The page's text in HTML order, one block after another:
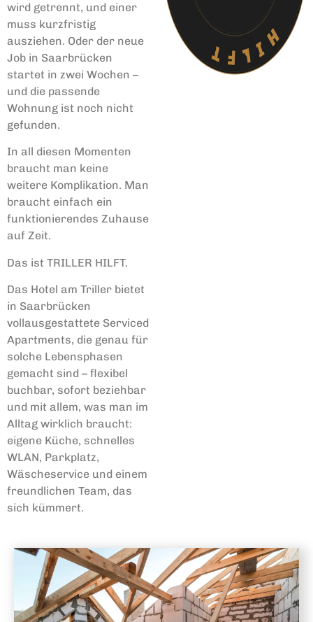
wird getrennt, und einer
muss kurzfristig
ausziehen. Oder der neue
Job in Saarbrücken
startet in zwei Wochen –
und die passende
Wohnung ist noch nicht
gefunden.
In all diesen Momenten
braucht man keine
weitere Komplikation. Man
braucht einfach ein
funktionierendes Zuhause
auf Zeit.
Das ist TRILLER HILFT.
Das Hotel am Triller bietet
in Saarbrücken
vollausgestattete Serviced
Apartments, die genau für
solche Lebensphasen
gemacht sind – flexibel
buchbar, sofort beziehbar
und mit allem, was man im
Alltag wirklich braucht:
eigene Küche, schnelles
WLAN, Parkplatz,
Wäscheservice und einem
freundlichen Team, das
sich kümmert.
Umbau & Kernsanierung
Küche komplett raus, Bad gesperrt, Handwerker von 7 bis 17 Uhr. Wer